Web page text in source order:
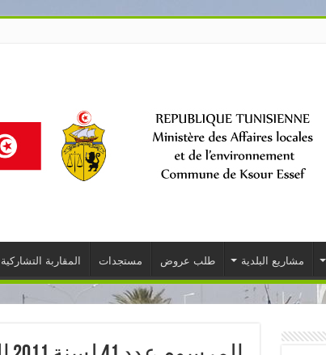
مشاريع البلدية طلب عروض مستجدات المقاربة التشاركية